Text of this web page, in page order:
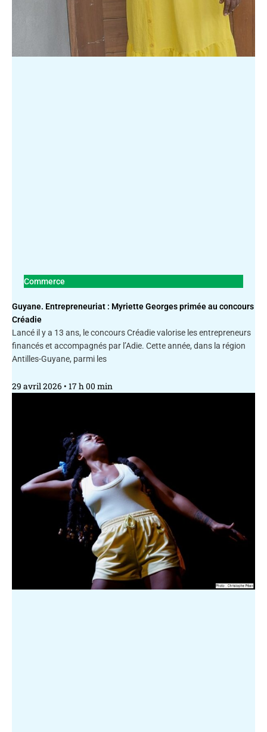
Commerce
Guyane. Entrepreneuriat : Myriette Georges primée au concours
Créadie
Lancé il y a 13 ans, le concours Créadie valorise les entrepreneurs
financés et accompagnés par l’Adie. Cette année, dans la région
Antilles-Guyane, parmi les
29 avril 2026 17 h 00 min